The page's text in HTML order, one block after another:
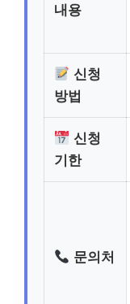
내용
신청
방법
신청
기한
문의처